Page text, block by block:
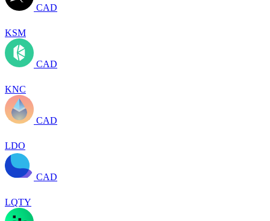
CAD
KSM
CAD
KNC
CAD
LDO
CAD
LQTY